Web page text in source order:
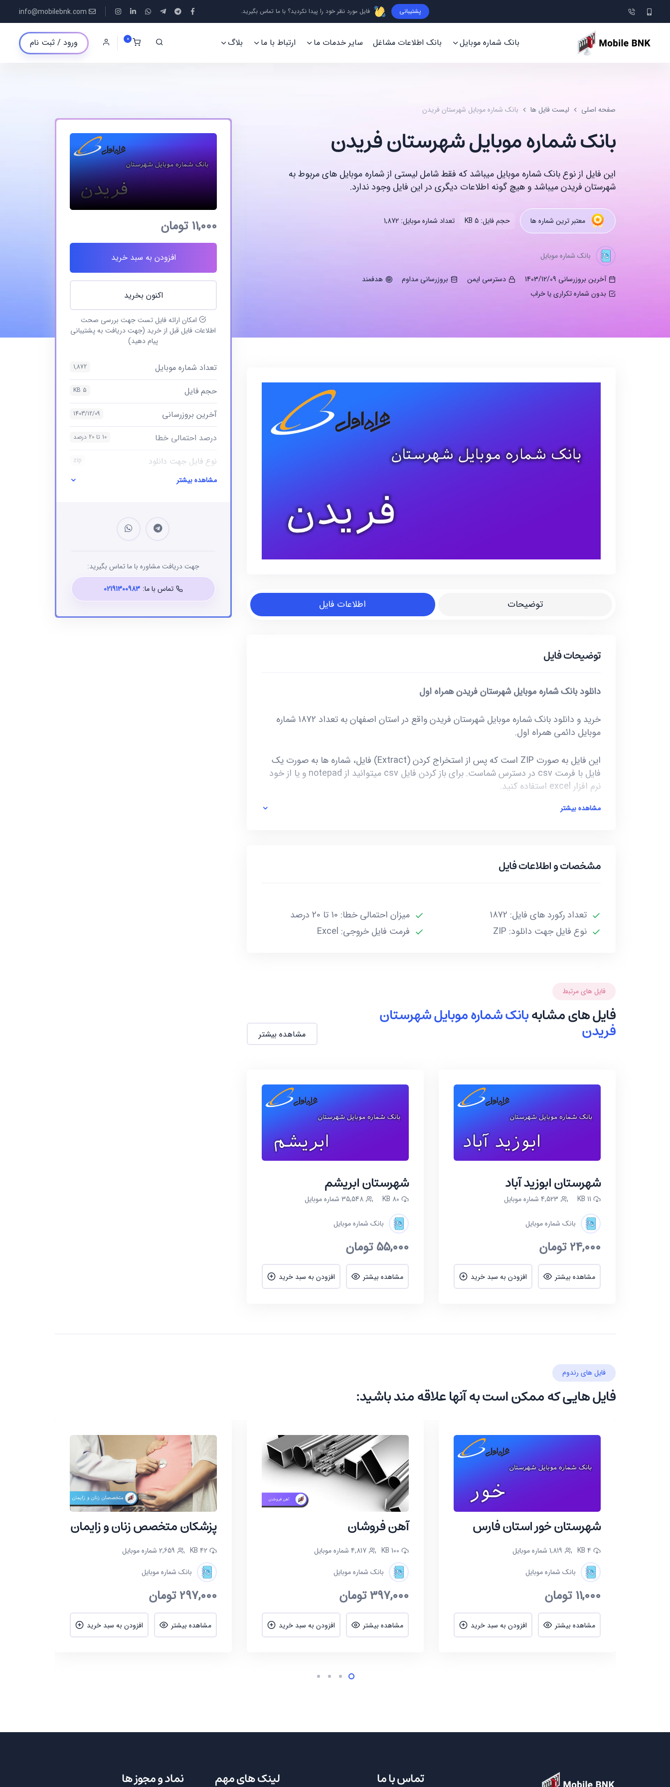
پشتیبانی فایل مورد نظر خود را پیدا نکردید؟ با ما تماس بگیرید. info@mobilebnk.com
بانک شماره موبایل بانک اطلاعات مشاغل سایر خدمات ما ارتباط با ما بلاگ 0 ورود / ثبت نام
صفحه اصلی لیست فایل ها بانک شماره موبایل شهرستان فریدن
بانک شماره موبایل شهرستان فریدن
این فایل از نوع بانک شماره موبایل میباشد که فقط شامل لیستی از شماره موبایل های مربوط به
شهرستان فریدن میباشد و هیچ گونه اطلاعات دیگری در این فایل وجود ندارد.
معتبر ترین شماره ها حجم فایل: 5 KB تعداد شماره موبایل: 1,872
بانک شماره موبایل
آخرین بروزرسانی 1403/12/09 دسترسی ایمن بروزرسانی مداوم
هدفمند
بدون شماره تکراری یا خراب
توضیحات اطلاعات فایل
توضیحات فایل
دانلود بانک شماره موبایل شهرستان فریدن همراه اول
خرید و دانلود بانک شماره موبایل شهرستان فریدن واقع در استان اصفهان به تعداد 1872 شماره
موبایل دائمی همراه اول.
این فایل به صورت ZIP است که پس از استخراج کردن (Extract) فایل، شماره ها به صورت یک
فایل با فرمت csv در دسترس شماست. برای باز کردن فایل csv میتوانید از notepad و یا از خود
نرم افزار excel استفاده کنید.
آخرین بروز رسانی این فایل در تاریخ 1402/01/28 انجام شده و حجم این فایل کمتر از 6KB است.
مشاهده بیشتر
مشخصات و اطلاعات فایل
تعداد رکورد های فایل: 1872
نوع فایل جهت دانلود: ZIP
میزان احتمالی خطا: 10 تا 20 درصد
فرمت فایل خروجی: Excel
فایل های مرتبط
فایل های مشابهبانک شماره موبایل شهرستان
فریدن مشاهده بیشتر
شهرستان ابوزید آباد
11 KB 4,523 شماره موبایل
بانک شماره موبایل
24,000تومان
مشاهده بیشتر افزودن به سبد خرید
شهرستان ابریشم
80 KB 35,548 شماره موبایل
بانک شماره موبایل
55,000تومان
مشاهده بیشتر افزودن به سبد خرید
11,000تومان
افزودن به سبد خرید
اکنون بخرید
امکان ارائه فایل تست جهت بررسی صحت
اطلاعات فایل قبل از خرید (جهت دریافت به پشتیبانی
پیام دهید)
تعداد شماره موبایل 1,872
حجم فایل 5 KB
آخرین بروزرسانی 1403/12/09
درصد احتمالی خطا 10 تا 20 درصد
نوع فایل جهت دانلود zip
نوع فایل بانک شماره موبایل مشاهده بیشتر
جهت دریافت مشاوره با ما تماس بگیرید:
تماس با ما: 02191300983
فایل های رندوم
فایل هایی که ممکن است به آنها علاقه مند باشید:
شهرستان خور استان فارس
4 KB
1,819 شماره موبایل
بانک شماره موبایل
11,000تومان
مشاهده بیشتر افزودن به سبد خرید
آهن فروشان
100 KB
4,817 شماره موبایل
بانک شماره موبایل
397,000تومان
مشاهده بیشتر افزودن به سبد خرید
پزشکان متخصص زنان و زایمان
42 KB
2,659 شماره موبایل
بانک شماره موبایل
297,000تومان
مشاهده بیشتر افزودن به سبد خرید
تماس با ما لینک های مهم نماد و مجوز ها